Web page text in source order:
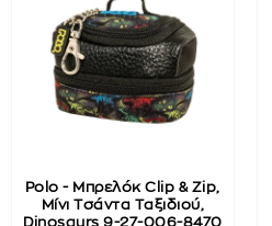
Polo - Μπρελόκ Clip & Zip,
Μίνι Τσάντα Ταξιδιού,
Dinosaurs 9-27-006-8470